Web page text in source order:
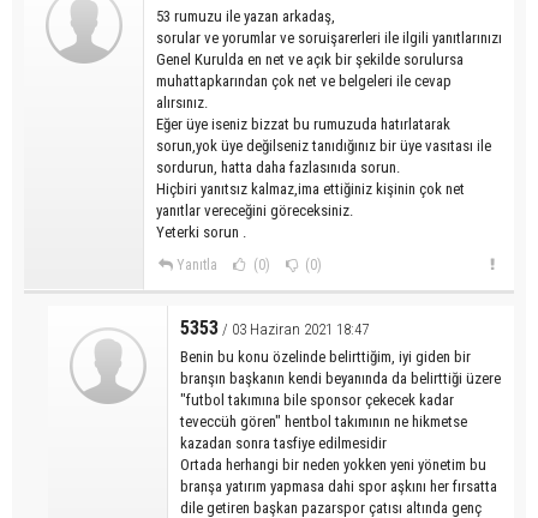
53 rumuzu ile yazan arkadaş,
sorular ve yorumlar ve soruişarerleri ile ilgili yanıtlarınızı
Genel Kurulda en net ve açık bir şekilde sorulursa
muhattapkarından çok net ve belgeleri ile cevap
alırsınız.
Eğer üye iseniz bizzat bu rumuzuda hatırlatarak
sorun,yok üye değilseniz tanıdığınız bir üye vasıtası ile
sordurun, hatta daha fazlasınıda sorun.
Hiçbiri yanıtsız kalmaz,ima ettiğiniz kişinin çok net
yanıtlar vereceğini göreceksiniz.
Yeterki sorun .
Yanıtla (0) (0)
5353 / 03 Haziran 2021 18:47
Benin bu konu özelinde belirttiğim, iyi giden bir
branşın başkanın kendi beyanında da belirttiği üzere
"futbol takımına bile sponsor çekecek kadar
teveccüh gören" hentbol takımının ne hikmetse
kazadan sonra tasfiye edilmesidir
Ortada herhangi bir neden yokken yeni yönetim bu
branşa yatırım yapmasa dahi spor aşkını her fırsatta
dile getiren başkan pazarspor çatısı altında genç